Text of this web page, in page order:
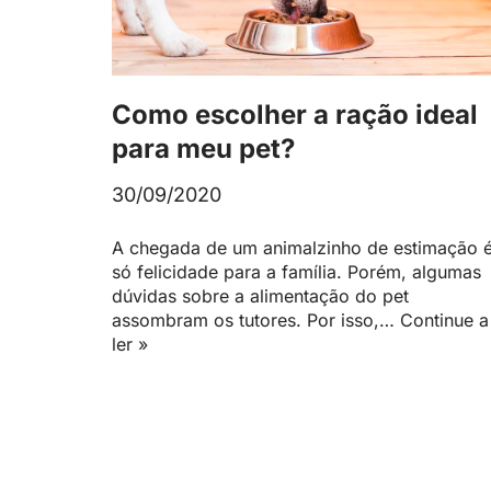
Como escolher a ração ideal
para meu pet?
30/09/2020
A chegada de um animalzinho de estimação
só felicidade para a família. Porém, algumas
dúvidas sobre a alimentação do pet
assombram os tutores. Por isso,… Continue a
ler »